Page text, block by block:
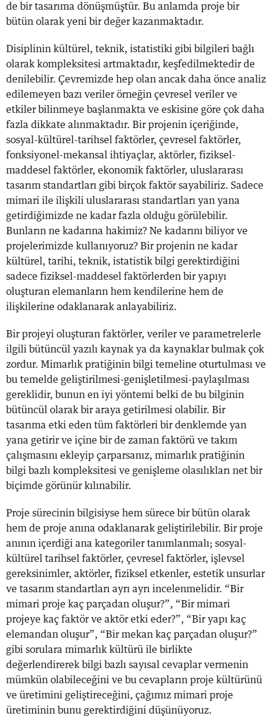
de bir tasarıma dönüşmüştür. Bu anlamda proje bir
bütün olarak yeni bir değer kazanmaktadır.
Disiplinin kültürel, teknik, istatistiki gibi bilgileri bağlı
olarak kompleksitesi artmaktadır, keşfedilmektedir de
denilebilir. Çevremizde hep olan ancak daha önce analiz
edilemeyen bazı veriler örneğin çevresel veriler ve
etkiler bilinmeye başlanmakta ve eskisine göre çok daha
fazla dikkate alınmaktadır. Bir projenin içeriğinde,
sosyal-kültürel-tarihsel faktörler, çevresel faktörler,
fonksiyonel-mekansal ihtiyaçlar, aktörler, fiziksel-
maddesel faktörler, ekonomik faktörler, uluslararası
tasarım standartları gibi birçok faktör sayabiliriz. Sadece
mimari ile ilişkili uluslararası standartları yan yana
getirdiğimizde ne kadar fazla olduğu görülebilir.
Bunların ne kadarına hakimiz? Ne kadarını biliyor ve
projelerimizde kullanıyoruz? Bir projenin ne kadar
kültürel, tarihi, teknik, istatistik bilgi gerektirdiğini
sadece fiziksel-maddesel faktörlerden bir yapıyı
oluşturan elemanların hem kendilerine hem de
ilişkilerine odaklanarak anlayabiliriz.
Bir projeyi oluşturan faktörler, veriler ve parametrelerle
ilgili bütüncül yazılı kaynak ya da kaynaklar bulmak çok
zordur. Mimarlık pratiğinin bilgi temeline oturtulması ve
bu temelde geliştirilmesi-genişletilmesi-paylaşılması
gereklidir, bunun en iyi yöntemi belki de bu bilginin
bütüncül olarak bir araya getirilmesi olabilir. Bir
tasarıma etki eden tüm faktörleri bir denklemde yan
yana getirir ve içine bir de zaman faktörü ve takım
çalışmasını ekleyip çarparsanız, mimarlık pratiğinin
bilgi bazlı kompleksitesi ve genişleme olasılıkları net bir
biçimde görünür kılınabilir.
Proje sürecinin bilgisiyse hem sürece bir bütün olarak
hem de proje anına odaklanarak geliştirilebilir. Bir proje
anının içerdiği ana kategoriler tanımlanmalı; sosyal-
kültürel tarihsel faktörler, çevresel faktörler, işlevsel
gereksinimler, aktörler, fiziksel etkenler, estetik unsurlar
ve tasarım standartları ayrı ayrı incelenmelidir. “Bir
mimari proje kaç parçadan oluşur?”, “Bir mimari
projeye kaç faktör ve aktör etki eder?”, “Bir yapı kaç
elemandan oluşur”, “Bir mekan kaç parçadan oluşur?”
gibi sorulara mimarlık kültürü ile birlikte
değerlendirerek bilgi bazlı sayısal cevaplar vermenin
mümkün olabileceğini ve bu cevapların proje kültürünü
ve üretimini geliştireceğini, çağımız mimari proje
üretiminin bunu gerektirdiğini düşünüyoruz.